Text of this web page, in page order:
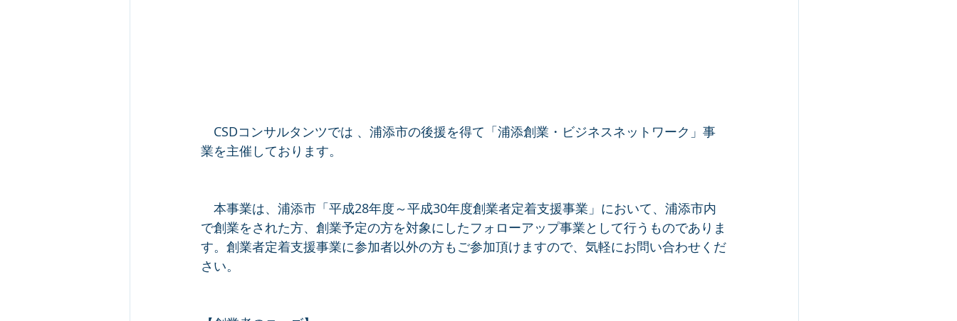
CSDコンサルタンツでは 、浦添市の後援を得て「浦添創業・ビジネスネットワーク」事
業を主催しております。
本事業は、浦添市「平成28年度～平成30年度創業者定着支援事業」において、浦添市内
で創業をされた方、創業予定の方を対象にしたフォローアップ事業として行うものでありま
す。創業者定着支援事業に参加者以外の方もご参加頂けますので、気軽にお問い合わせくだ
さい。